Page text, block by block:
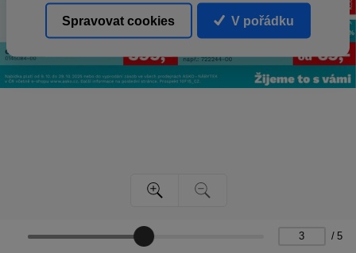
/ 5
Spravovat cookies V pořádku